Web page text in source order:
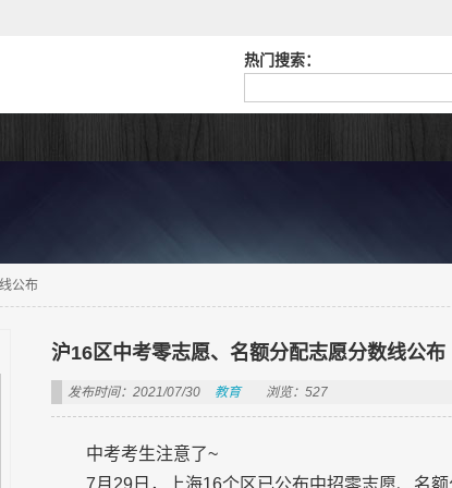
热门搜索：
公布
沪16区中考零志愿、名额分配志愿分数线公布
发布时间：2021/07/30 教育 浏览：527
中考考生注意了~
7月29日，上海16个区已公布中招零志愿、名